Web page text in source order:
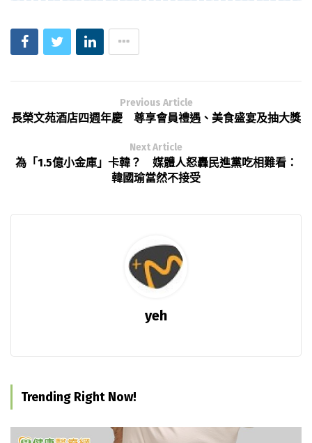
Previous Article
長榮文苑酒店四週年慶 尊享會員禮遇、美食盛宴及抽大獎
Next Article
為「1.5億小金庫」卡韓？ 媒體人怒轟民進黨吃相難看：
韓國瑜當然不接受
yeh
Trending Right Now!